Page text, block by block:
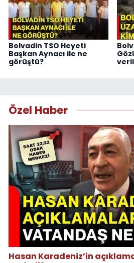
Bolvadin TSO Heyeti
Başkan Aynacı ile ne
görüştü?
Özel Haber
Hasan Karadeniz’in